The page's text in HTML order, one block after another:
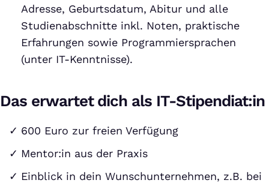
Adresse, Geburtsdatum, Abitur und alle
Studienabschnitte inkl. Noten, praktische
Erfahrungen sowie Programmiersprachen
(unter IT-Kenntnisse).
Das erwartet dich als IT-Stipendiat:in
600 Euro zur freien Verfügung
Mentor:in aus der Praxis
Einblick in dein Wunschunternehmen, z.B. bei